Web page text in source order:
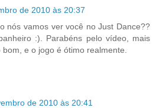
de 2010 às 20:37
nós vamos ver você no Just Dance??
:). Parabéns pelo vídeo, mais
e o jogo é ótimo realmente.
de 2010 às 20:41